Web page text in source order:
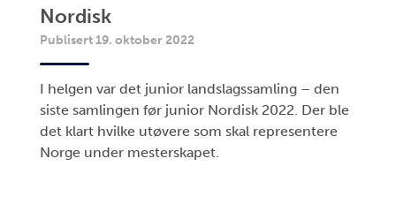
Nordisk
Publisert 19. oktober 2022
I helgen var det junior landslagssamling – den
siste samlingen før junior Nordisk 2022. Der ble
det klart hvilke utøvere som skal representere
Norge under mesterskapet.